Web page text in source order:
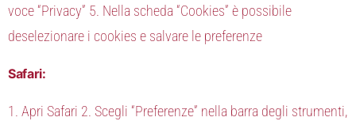
voce “Privacy” 5. Nella scheda “Cookies” è possibile
deselezionare i cookies e salvare le preferenze
Safari:
1. Apri Safari 2. Scegli “Preferenze” nella barra degli strumenti,